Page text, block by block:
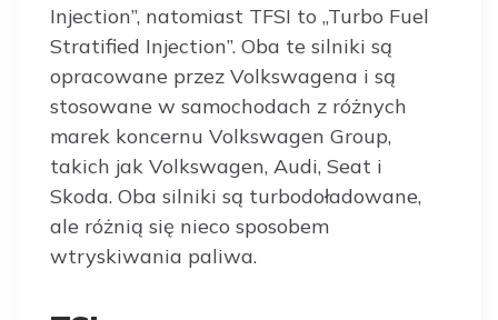
Injection”, natomiast TFSI to „Turbo Fuel
Stratified Injection”. Oba te silniki są
opracowane przez Volkswagena i są
stosowane w samochodach z różnych
marek koncernu Volkswagen Group,
takich jak Volkswagen, Audi, Seat i
Skoda. Oba silniki są turbodoładowane,
ale różnią się nieco sposobem
wtryskiwania paliwa.